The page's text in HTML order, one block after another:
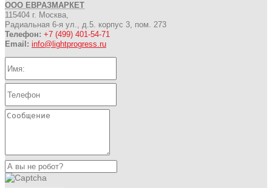
ООО ЕВРАЗМАРКЕТ
115404 г. Москва,
Радиальная 6-я ул., д.5. корпус 3, пом. 273
Телефон: +7 (499) 401-54-71
Email: info@lightprogress.ru